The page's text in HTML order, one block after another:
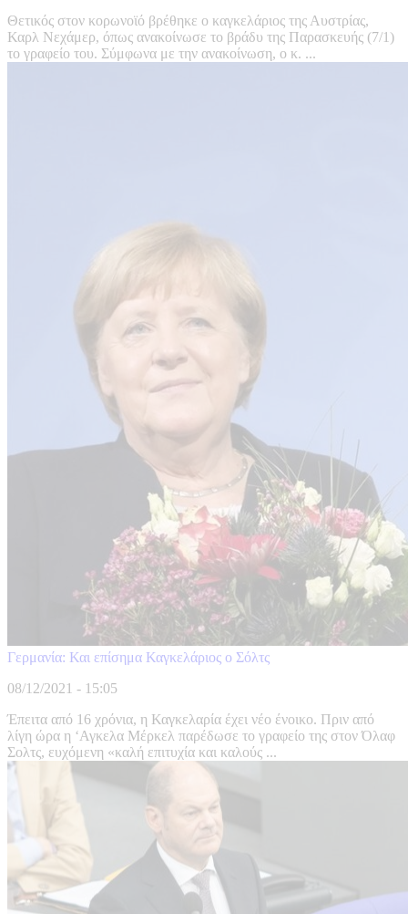
Θετικός στον κορωνοϊό βρέθηκε ο καγκελάριος της Αυστρίας,
Καρλ Νεχάμερ, όπως ανακοίνωσε το βράδυ της Παρασκευής (7/1)
το γραφείο του. Σύμφωνα με την ανακοίνωση, ο κ. ...
Γερμανία: Και επίσημα Καγκελάριος ο Σόλτς
08/12/2021 - 15:05
Έπειτα από 16 χρόνια, η Καγκελαρία έχει νέο ένοικο. Πριν από
λίγη ώρα η ‘Αγκελα Μέρκελ παρέδωσε το γραφείο της στον Όλαφ
Σολτς, ευχόμενη «καλή επιτυχία και καλούς ...